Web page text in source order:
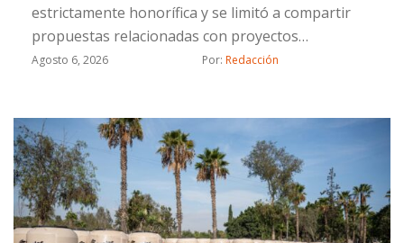
estrictamente honorífica y se limitó a compartir
propuestas relacionadas con proyectos
estratégicos
Agosto 6, 2026 Por: Redacción